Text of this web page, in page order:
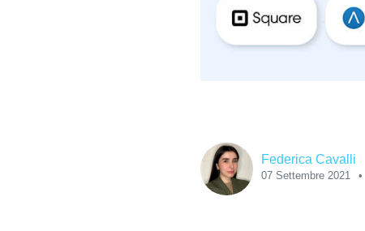
Federica Cavalli
07 Settembre 2021